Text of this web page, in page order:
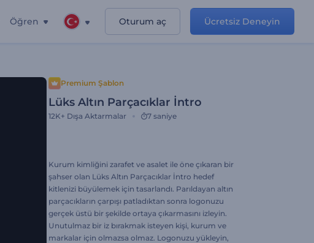
Öğren Oturum aç Ücretsiz Deneyin
Premium Şablon
Lüks Altın Parçacıklar İntro
12K+ Dışa Aktarmalar 7 saniye
Kurum kimliğini zarafet ve asalet ile öne çıkaran bir
şahser olan Lüks Altın Parçacıklar İntro hedef
kitlenizi büyülemek için tasarlandı. Parıldayan altın
parçacıkların çarpışı patladıktan sonra logonuzu
gerçek üstü bir şekilde ortaya çıkarmasını izleyin.
Unutulmaz bir iz bırakmak isteyen kişi, kurum ve
markalar için olmazsa olmaz. Logonuzu yükleyin,